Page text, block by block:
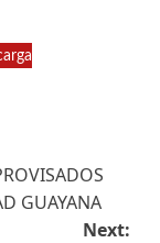
GUAYANA
Next: